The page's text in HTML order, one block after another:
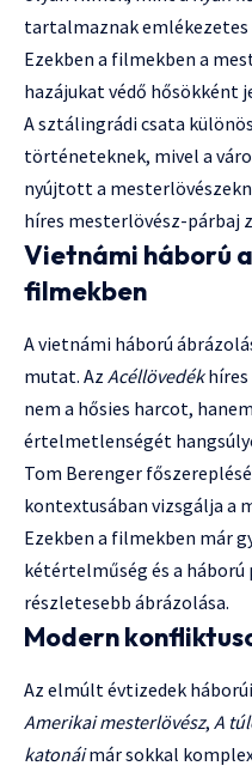
tartalmaznak
Ezekben a filmekben a
hazájukat védő hősökként
A sztálingrádi csata
történeteknek, mivel a
nyújtott a
híres mesterlövész-
Vietnámi háború
filmekben
A vietnámi háború
mutat. Az Acéllövedékhíres
nem a hősies harcot,
értelmetlenségét
Tom Berenger
kontextusában vizsgálja a
Ezekben a filmekben már
kétértelműség és a
részletesebb ábrázolása.
Modern
Az elmúlt évtizedek
Amerikai mesterlövész, A
katonáimár sokkal